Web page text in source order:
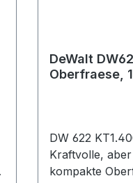
DeWalt
Oberfraese,
DW 622
Kraftvolle,
kompakte